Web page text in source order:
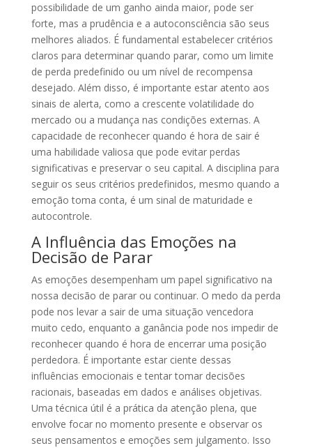
possibilidade de um ganho ainda maior, pode ser
forte, mas a prudência e a autoconsciência são seus
melhores aliados. É fundamental estabelecer critérios
claros para determinar quando parar, como um limite
de perda predefinido ou um nível de recompensa
desejado. Além disso, é importante estar atento aos
sinais de alerta, como a crescente volatilidade do
mercado ou a mudança nas condições externas. A
capacidade de reconhecer quando é hora de sair é
uma habilidade valiosa que pode evitar perdas
significativas e preservar o seu capital. A disciplina para
seguir os seus critérios predefinidos, mesmo quando a
emoção toma conta, é um sinal de maturidade e
autocontrole.
A Influência das Emoções na
Decisão de Parar
As emoções desempenham um papel significativo na
nossa decisão de parar ou continuar. O medo da perda
pode nos levar a sair de uma situação vencedora
muito cedo, enquanto a ganância pode nos impedir de
reconhecer quando é hora de encerrar uma posição
perdedora. É importante estar ciente dessas
influências emocionais e tentar tomar decisões
racionais, baseadas em dados e análises objetivas.
Uma técnica útil é a prática da atenção plena, que
envolve focar no momento presente e observar os
seus pensamentos e emoções sem julgamento. Isso